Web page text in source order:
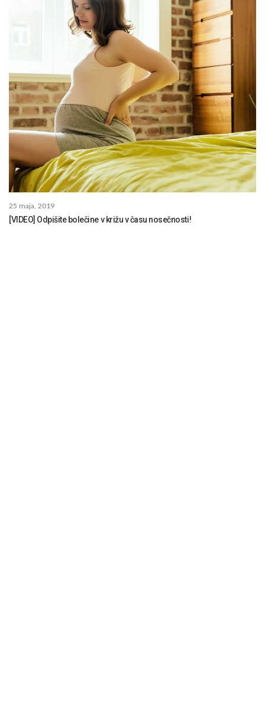
25 maja, 2019
[VIDEO] Odpišite bolečine v križu v času nosečnosti!